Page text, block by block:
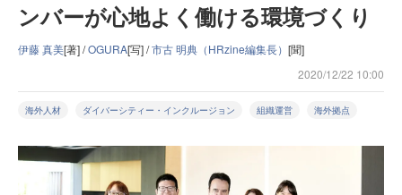
ンバーが心地よく働ける環境づくり
伊藤 真美[著] /OGURA[写] /市古 明典（HRzine編集長） [聞]
2020/12/22 10:00
海外人材 ダイバーシティー・インクルージョン 組織運営 海外拠点